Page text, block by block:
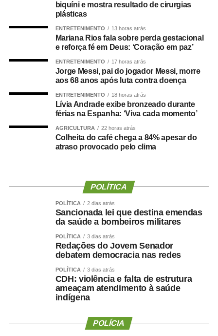
Para os desembargadores, houve
defeito na prestação
da empresa, conforme prevê o Código de Defesa do
Consumidor. Com isso, foi mantida integralmente a
sentença que condenou a academia ao pagamento da
Além da indenização, o Tribunal também
rescisão do contratodo aluno sem cobrança de multa
por fidelidade, reconhecendo que o acidente
comprometeu a confiança e a continuidade da relação
entre as partes.
WhatsApp
Facebook
Twitter
Messenger
LinkedIn
Share
biquíni e mostra resultado de cirurgias
plásticas
ENTRETENIMENTO 13 horas atrás
Mariana Rios fala sobre perda gestacional
e reforça fé em Deus: ‘Coração em paz’
ENTRETENIMENTO 17 horas atrás
Jorge Messi, pai do jogador Messi, morre
aos 68 anos após luta contra doença
ENTRETENIMENTO 18 horas atrás
Lívia Andrade exibe bronzeado durante
férias na Espanha: ‘Viva cada momento’
AGRICULTURA 22 horas atrás
Colheita do café chega a 84% apesar do
atraso provocado pelo clima
POLÍTICA
POLÍTICA 2 dias atrás
Sancionada lei que destina emendas
da saúde a bombeiros militares
POLÍTICA 3 dias atrás
Redações do Jovem Senador
debatem democracia nas redes
POLÍTICA 3 dias atrás
CDH: violência e falta de estrutura
ameaçam atendimento à saúde
indígena
POLÍCIA